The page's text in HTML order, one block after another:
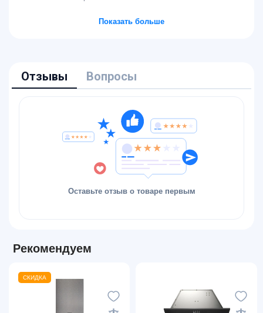
Показать больше
Отзывы Вопросы
Оставьте отзыв о товаре первым
Рекомендуем
СКИДКА